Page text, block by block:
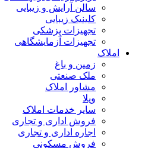
سالن آرایش و زیبایی
کلینیک زیبایی
تجهیزات پزشکی
تجهیزات آزمایشگاهی
املاک
زمین و باغ
ملک صنعتی
مشاور املاک
ویلا
سایر خدمات املاک
فروش اداری و تجاری
اجاره اداری و تجاری
فروش مسکونی